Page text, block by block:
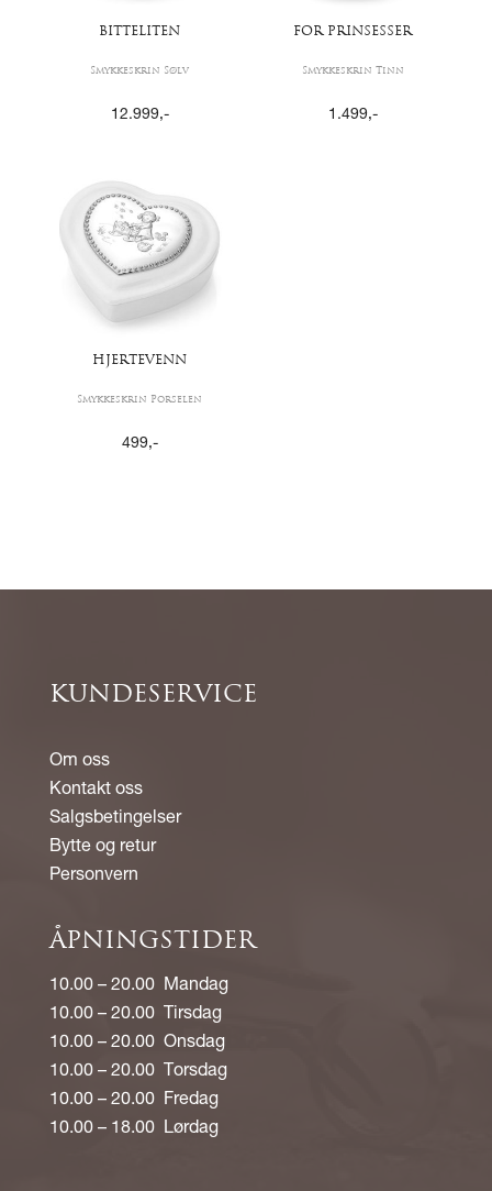
BITTELITEN
Smykkeskrin Sølv
12.999,-
FOR PRINSESSER
Smykkeskrin Tinn
1.499,-
HJERTEVENN
Smykkeskrin Porselen
499,-
KUNDESERVICE
Om oss
Kontakt oss
Salgsbetingelser
Bytte og retur
Personvern
ÅPNINGSTIDER
10.00 – 20.00 Mandag
10.00 – 20.00 Tirsdag
10.00 – 20.00 Onsdag
10.00 – 20.00 Torsdag
10.00 – 20.00 Fredag
10.00 – 18.00 Lørdag